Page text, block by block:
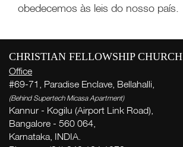
obedecemos às leis do nosso país.
CHRISTIAN FELLOWSHIP CHURCH
Office
#69-71, Paradise Enclave, Bellahalli,
(Behind Supertech Micasa Apartment)
Kannur - Kogilu (Airport Link Road),
Bangalore - 560 064,
Karnataka, INDIA.